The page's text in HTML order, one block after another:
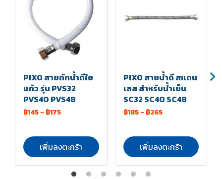
PIXO สายถักน้ำดีใย
แก้ว รุ่น PVS32
PVS40 PVS48
฿145- ฿175
เพิ่มลงตะกร้า
PIXO สายน้ำดี สแตน
เลส สำหรับน้ำเย็น
SC32 SC40 SC48
฿185- ฿265
เพิ่มลงตะกร้า